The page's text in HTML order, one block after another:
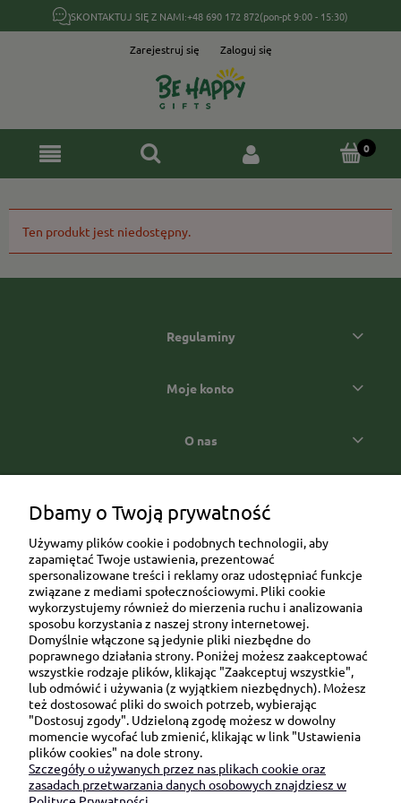
SKONTAKTUJ SIĘ Z NAMI:+48 690 172 872(pon-pt 9:00 - 15:30)
Zarejestruj się Zaloguj się
Ten produkt jest niedostępny.
Regulaminy
Moje konto
O nas
Ul. Brukowa 6/8 lok. 57/58
91-341 Łódź
NIP: 6751510615
SKONTAKTUJ SIĘ Z NAMI:
sklep@be-happygifts.com
+48 690 172 872
Dbamy o Twoją prywatność
Używamy plików cookie i podobnych technologii, aby
zapamiętać Twoje ustawienia, prezentować
spersonalizowane treści i reklamy oraz udostępniać funkcje
związane z mediami społecznościowymi. Pliki cookie
wykorzystujemy również do mierzenia ruchu i analizowania
sposobu korzystania z naszej strony internetowej.
Domyślnie włączone są jedynie pliki niezbędne do
poprawnego działania strony. Poniżej możesz zaakceptować
wszystkie rodzaje plików, klikając "Zaakceptuj wszystkie",
lub odmówić i używania (z wyjątkiem niezbędnych). Możesz
też dostosować pliki do swoich potrzeb, wybierając
"Dostosuj zgody". Udzieloną zgodę możesz w dowolny
momencie wycofać lub zmienić, klikając w link "Ustawienia
plików cookies" na dole strony.
Szczegóły o używanych przez nas plikach cookie oraz
zasadach przetwarzania danych osobowych znajdziesz w